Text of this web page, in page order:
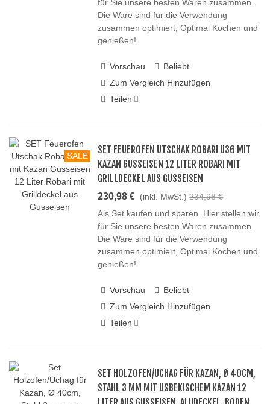
für Sie unsere besten Waren zusammen.
Die Ware sind für die Verwendung
zusammen optimiert, Optimal Kochen und
genießen!
Vorschau
Beliebt
Zum Vergleich Hinzufügen
Teilen
SALE
SET FEUEROFEN UTSCHAK ROBARI U36 MIT
KAZAN GUSSEISEN 12 LITER ROBARI MIT
GRILLDECKEL AUS GUSSEISEN
230,98 € (inkl. MwSt.) 234,98 €
Als Set kaufen und sparen. Hier stellen wir
für Sie unsere besten Waren zusammen.
Die Ware sind für die Verwendung
zusammen optimiert, Optimal Kochen und
genießen!
Vorschau
Beliebt
Zum Vergleich Hinzufügen
Teilen
SET HOLZOFEN/UCHAG FÜR KAZAN, Ø 40CM,
STAHL 3 MM MIT USBEKISCHEM KAZAN 12